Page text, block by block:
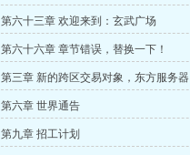
第六十三章 欢迎来到：玄武广场
第六十六章 章节错误，替换一下！
第三章 新的跨区交易对象，东方服务器
第六章 世界通告
第九章 招工计划